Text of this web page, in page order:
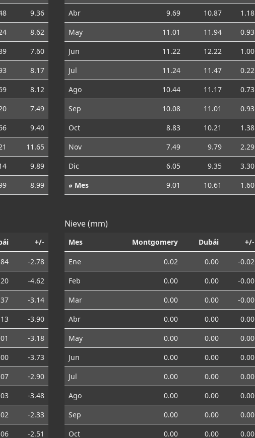
9.36
8.62
7.60
8.17
8.12
7.49
9.40
11.65
9.89
8.99
Abr
9.69 10.87
1.18
May
11.01 11.94
0.93
Jun
11.22 12.22
1.00
Jul
11.24 11.47
0.22
Ago
10.44 11.17
0.73
Sep
10.08 11.01
0.93
Oct
8.83 10.21
1.38
Nov
7.49 9.79
2.29
Dic
6.05 9.35
3.30
⌀ Mes
9.01 10.61 1.60
+/-
-2.78
-4.62
-3.14
-3.90
-3.18
-3.73
-2.90
-3.48
-2.33
-2.51
Nieve (mm)
Mes Montgomery Dubái +/-
Ene 0.02 0.00
-0.02
Feb
0.00 0.00
-0.00
Mar
0.00 0.00
-0.00
Abr
0.00 0.00
0.00
May
0.00 0.00
0.00
Jun
0.00 0.00
0.00
Jul
0.00 0.00
0.00
Ago
0.00 0.00
0.00
Sep
0.00 0.00
0.00
Oct
0.00 0.00 0.00